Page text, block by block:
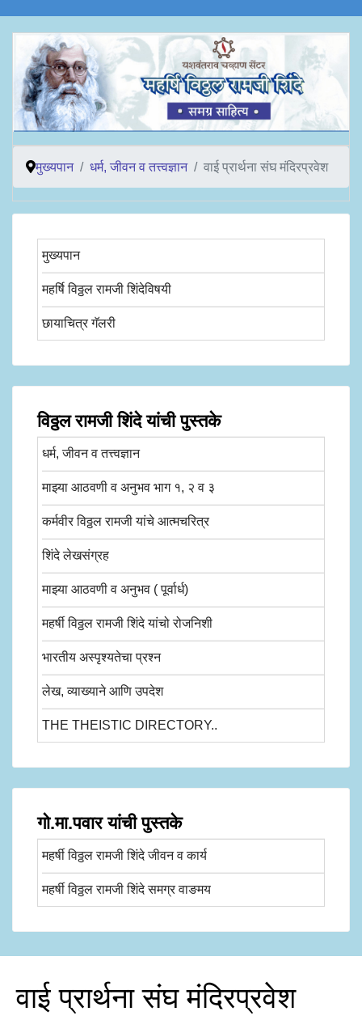
मुख्यपान धर्म, जीवन व तत्त्वज्ञान वाई प्रार्थना संघ मंदिरप्रवेश
मुख्यपान
महर्षि विठ्ठल रामजी शिंदेविषयी
छायाचित्र गॅलरी
विठ्ठल रामजी शिंदे यांची पुस्तके
धर्म, जीवन व तत्त्वज्ञान
माझ्या आठवणी व अनुभव भाग १, २ व ३
कर्मवीर विठ्ठल रामजी यांचे आत्मचरित्र
शिंदे लेखसंग्रह
माझ्या आठवणी व अनुभव ( पूर्वार्ध)
महर्षी विठ्ठल रामजी शिंदे यांचो रोजनिशी
भारतीय अस्पृश्यतेचा प्रश्न
लेख, व्याख्याने आणि उपदेश
THE THEISTIC DIRECTORY..
गो.मा.पवार यांची पुस्तके
महर्षी विठ्ठल रामजी शिंदे जीवन व कार्य
महर्षी विठ्ठल रामजी शिंदे समग्र वाङमय
वाई प्रार्थना संघ मंदिरप्रवेश